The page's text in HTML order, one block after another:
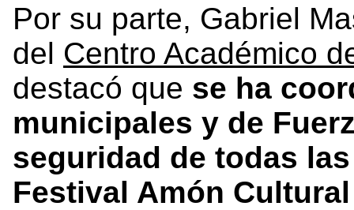
Por su parte, Gabriel
del Centro Académico
destacó que se ha
municipales y de
seguridad de todas
Festival Amón